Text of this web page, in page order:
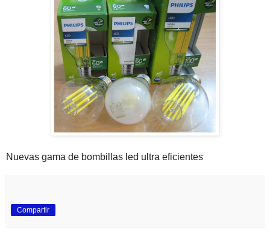
Nuevas gama de bombillas led ultra eficientes
Compartir